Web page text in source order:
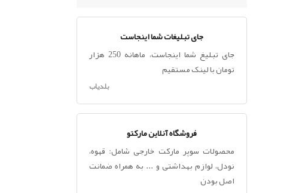
جای تبلیغات شما اینجاست
جای تبلیغ شما اینجاست، ماهانه 250 هزار
تومان با لینک مستقیم
بلدیاب
فروشگاه آنلاین مارکتو
محصولات سوپر مارکت خارجی شامل: قهوه،
نودل، لوازم بهداشتی و ... به همراه ضمانت
اصل بودن